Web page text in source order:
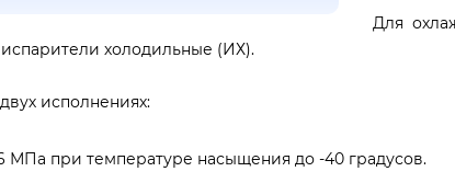
Для
холодильные (ИХ).
исполнениях:
МПа при температуре насыщения до -40 градусов.